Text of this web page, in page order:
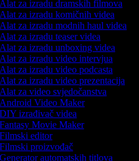
za izradu dramskih filmova
za izradu komičnih videa
za izradu modnih haul videa
za izradu teaser videa
za izradu unboxing videa
za izradu video intervjua
za izradu video podcasta
za izradu video prezentacija
za video svjedočanstva
Video Maker
izrađivač videa
Movie Maker
editor
proizvođač
automatskih titlova